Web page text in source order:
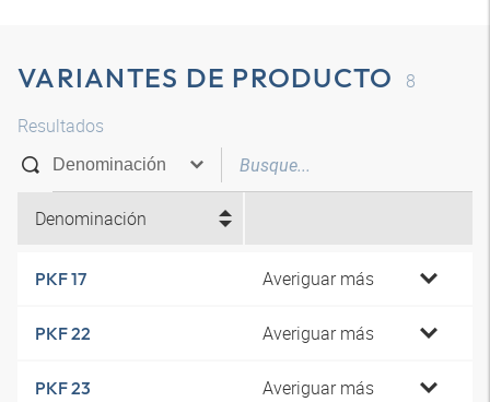
VARIANTES DE PRODUCTO
8
Resultados
Denominación
PKF 17 Averiguar más
PKF 22 Averiguar más
PKF 23 Averiguar más